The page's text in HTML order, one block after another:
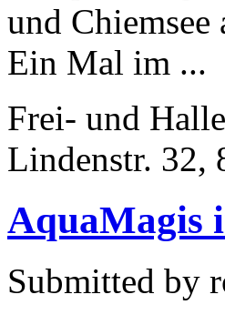
und Chiemsee
Ein Mal im ...
Frei- und
Lindenstr. 32,
AquaMagis
Submitted by